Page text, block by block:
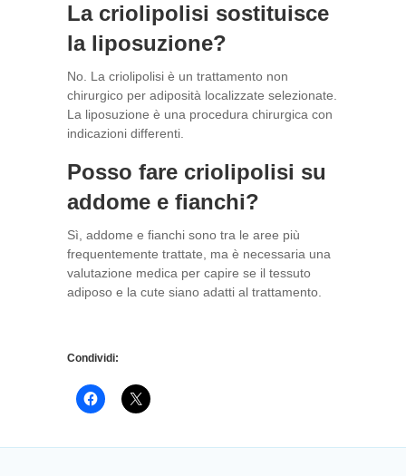
La criolipolisi sostituisce
la liposuzione?
No. La criolipolisi è un trattamento non
chirurgico per adiposità localizzate selezionate.
La liposuzione è una procedura chirurgica con
indicazioni differenti.
Posso fare criolipolisi su
addome e fianchi?
Sì, addome e fianchi sono tra le aree più
frequentemente trattate, ma è necessaria una
valutazione medica per capire se il tessuto
adiposo e la cute siano adatti al trattamento.
Condividi: